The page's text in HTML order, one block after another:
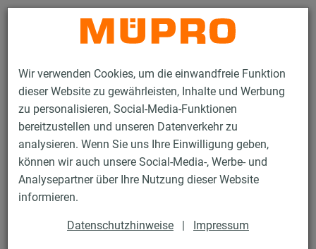
Wir verwenden Cookies, um die einwandfreie Funktion
dieser Website zu gewährleisten, Inhalte und Werbung
zu personalisieren, Social-Media-Funktionen
bereitzustellen und unseren Datenverkehr zu
analysieren. Wenn Sie uns Ihre Einwilligung geben,
können wir auch unsere Social-Media-, Werbe- und
Analysepartner über Ihre Nutzung dieser Website
informieren.
Datenschutzhinweise | Impressum
Kontakt
Produkte Befestigungstechnik
Feuerverzinkte Produkte
Feuerverzinkte Produkte für Rohrschlitten und Zubehör
Rohrschellen DIN 3567